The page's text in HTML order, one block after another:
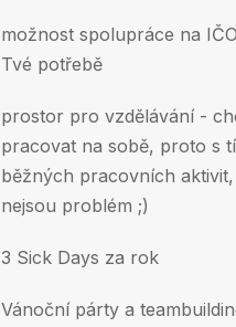
možnost spolupráce na
Tvé potřebě
prostor pro vzdělávání -
pracovat na sobě, proto s
běžných pracovních
nejsou problém ;)
3 Sick Days za rok
Vánoční párty a